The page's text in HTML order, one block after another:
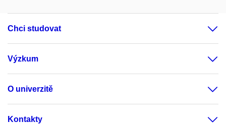
Chci studovat
Výzkum
O univerzitě
Kontakty